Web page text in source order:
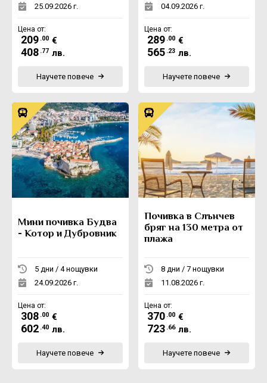
25.09.2026 г.
Цена от:
209 .00 €
408 .77 лв.
Научете повече
04.09.2026 г.
Цена от:
289 .00 €
565 .23 лв.
Научете повече
Мини почивка Будва
- Котор и Дубровник
5 дни / 4 нощувки
24.09.2026 г.
Цена от:
308 .00 €
602 .40 лв.
Научете повече
Почивка в Слънчев
бряг на 130 метра от
плажа
8 дни / 7 нощувки
11.08.2026 г.
Цена от:
370 .00 €
723 .66 лв.
Научете повече